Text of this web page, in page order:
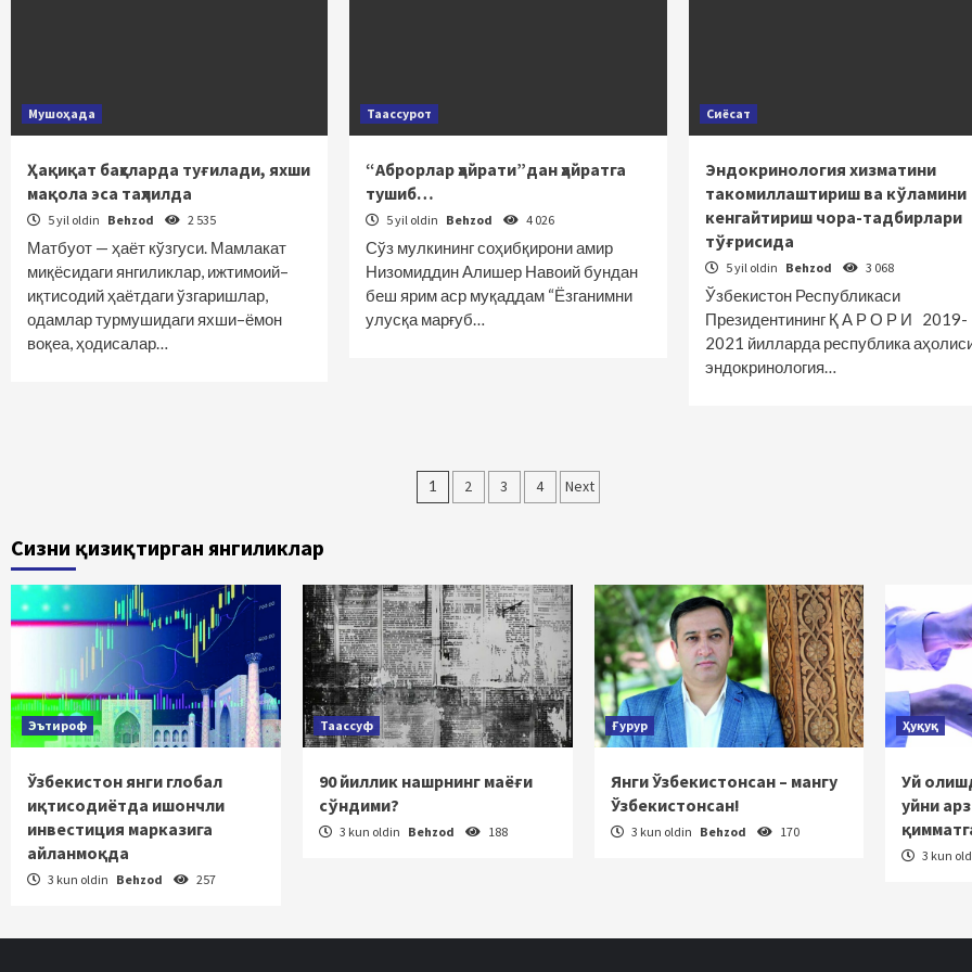
Мушоҳада
Ҳақиқат баҳсларда туғилади, яхши
мақола эса таҳлилда
5 yil oldin Behzod 2 535
Матбуот — ҳаёт кўзгуси. Мамлакат
миқёсидаги янгилик­лар, ижтимоий–
иқтисодий ҳаётдаги ўзгаришлар,
одамлар турмушидаги яхши–ёмон
воқеа, ҳодисалар…
Таассурот
“Аброрлар ҳайрати”дан ҳайратга
тушиб…
5 yil oldin Behzod 4 026
Сўз мулкининг соҳибқирони амир
Низомиддин Алишер Навоий бундан
беш ярим аср муқаддам “Ёзганимни
улусқа марғуб…
Сиёсат
Эндокринология хизматини
такомиллаштириш ва кўламини
кенгайтириш чора-тадбирлари
тўғрисида
5 yil oldin Behzod 3 068
Ўзбекистон Республикаси
Президентининг Қ А Р О Р И 2019-
2021 йилларда республика
эндокринология…
Maqolalar
1 2 3 4 Next
Сизни қизиқтирган янгиликлар
Эътироф
Ўзбекистон янги глобал
иқтисодиётда ишончли
инвестиция марказига
айланмоқда
3 kun oldin Behzod 257
Таассуф
90 йиллик нашрнинг маёғи
сўндими?
3 kun oldin Behzod 188
Ғурур
Янги Ўзбекистонсан – мангу
Ўзбекистонсан!
3 kun oldin Behzod 170
Ҳуқуқ
Уй
уйни
3 kun